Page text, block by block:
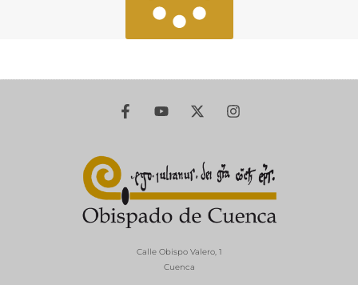
Calle Obispo Valero, 1
Cuenca